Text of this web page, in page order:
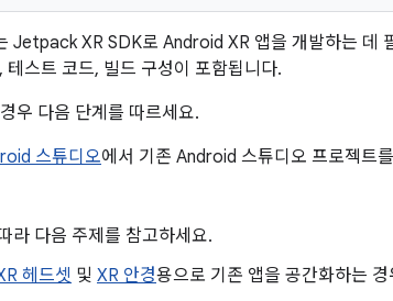
Jetpack XR SDK로 Android XR 앱을 개발하는 데
스트 코드, 빌드 구성이 포함됩니다.
우 다음 단계를 따르세요.
스튜디오에서 기존 Android 스튜디오 프로젝트
라 다음 주제를 참고하세요.
헤드셋 및 XR 안경용으로 기존 앱을 공간화하는 경